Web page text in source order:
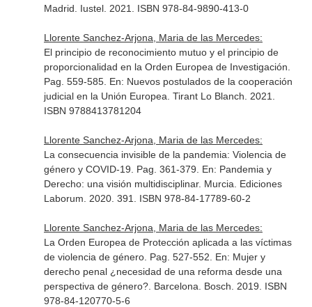
Madrid. Iustel. 2021. ISBN 978-84-9890-413-0
Llorente Sanchez-Arjona, Maria de las Mercedes:
El principio de reconocimiento mutuo y el principio de
proporcionalidad en la Orden Europea de Investigación.
Pag. 559-585. En: Nuevos postulados de la cooperación
judicial en la Unión Europea . Tirant Lo Blanch. 2021.
ISBN 9788413781204
Llorente Sanchez-Arjona, Maria de las Mercedes:
La consecuencia invisible de la pandemia: Violencia de
género y COVID-19. Pag. 361-379. En: Pandemia y
Derecho: una visión multidisciplinar. Murcia. Ediciones
Laborum. 2020. 391. ISBN 978-84-17789-60-2
Llorente Sanchez-Arjona, Maria de las Mercedes:
La Orden Europea de Protección aplicada a las víctimas
de violencia de género. Pag. 527-552. En: Mujer y
derecho penal ¿necesidad de una reforma desde una
perspectiva de género?. Barcelona. Bosch. 2019. ISBN
978-84-120770-5-6